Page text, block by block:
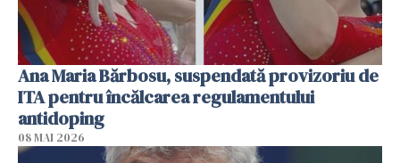
Ana Maria Bărbosu, suspendată provizoriu de
ITA pentru încălcarea regulamentului
antidoping
08 MAI 2026